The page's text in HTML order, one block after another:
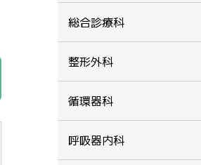
総合診療科
整形外科
循環器科
呼吸器内科